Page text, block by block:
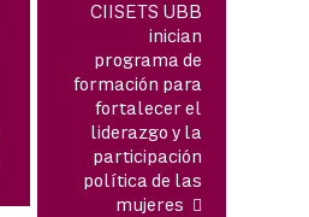
CIISETS UBB
inician
programa de
formación para
fortalecer el
liderazgo y la
participación
política de las
mujeres